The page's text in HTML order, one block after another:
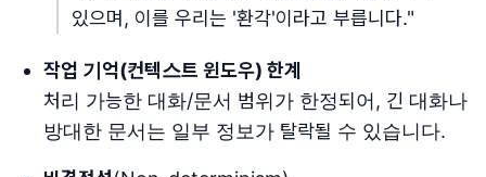
있으며, 이를 우리는 '환각'이라고 부릅니다."
작업 기억(컨텍스트 윈도우) 한계
처리 가능한 대화/문서 범위가 한정되어, 긴 대화나
방대한 문서는 일부 정보가 탈락될 수 있습니다.